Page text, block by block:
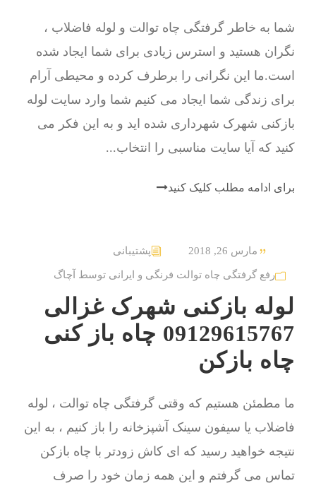
شما به خاطر گرفتگی چاه توالت و لوله فاضلاب ،
نگران هستید و استرس زیادی برای شما ایجاد شده
است.ما این نگرانی را برطرف کرده و محیطی آرام
برای زندگی شما ایجاد می کنیم شما وارد سایت لوله
بازکنی شهرک شهرداری شده اید و به این فکر می
کنید که آیا سایت مناسبی را انتخاب...
برای ادامه مطلب کلیک کنید
مارس 26, 2018 پشتیبانی
رفع گرفتگی چاه توالت فرنگی و ایرانی توسط آچاگ
لوله بازکنی شهرک غزالی
09129615767 چاه باز کنی
چاه بازکن
ما مطمئن هستیم که وقتی گرفتگی چاه توالت ، لوله
فاضلاب یا سیفون سینک آشپزخانه را باز کنیم ، به این
نتیجه خواهید رسید که ای کاش زودتر با چاه بازکن
تماس می گرفتم و این همه زمان خود را صرف